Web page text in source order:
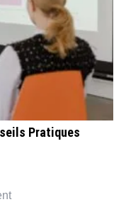
Pratiques